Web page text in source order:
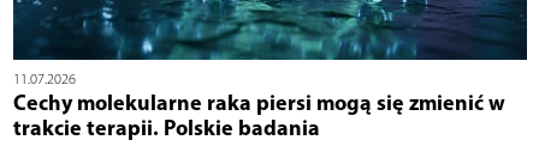
11.07.2026
Cechy molekularne raka piersi mogą się zmienić w
trakcie terapii. Polskie badania